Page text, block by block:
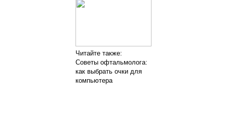
Читайте также:
Советы офтальмолога:
как выбрать очки для
компьютера